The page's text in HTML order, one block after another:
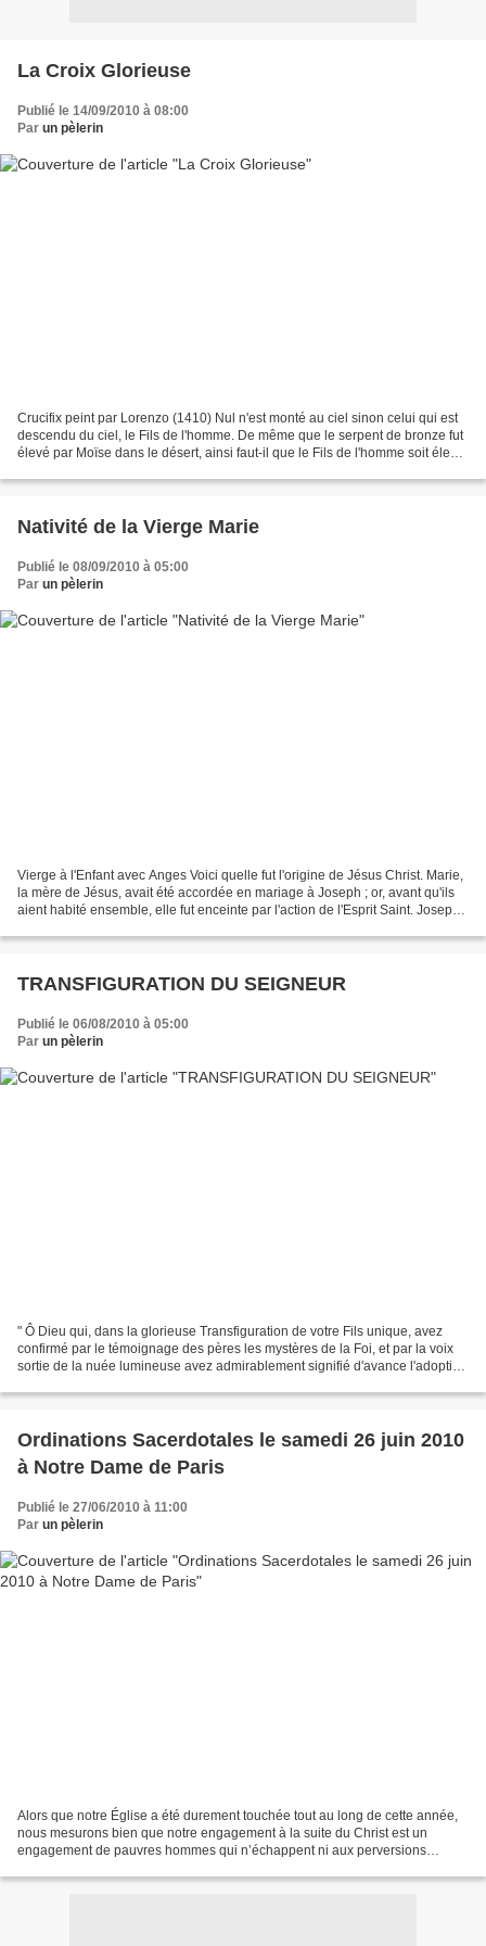
La Croix Glorieuse
Publié le 14/09/2010 à 08:00
Par un pèlerin
Crucifix peint par Lorenzo (1410) Nul n'est monté au ciel sinon celui qui est
descendu du ciel, le Fils de l'homme. De même que le serpent de bronze fut
élevé par Moïse dans le désert, ainsi faut-il que le Fils de l'homme soit élevé,
Nativité de la Vierge Marie
Publié le 08/09/2010 à 05:00
Par un pèlerin
Vierge à l'Enfant avec Anges Voici quelle fut l'origine de Jésus Christ. Marie,
la mère de Jésus, avait été accordée en mariage à Joseph ; or, avant qu'ils
aient habité ensemble, elle fut enceinte par l'action de l'Esprit Saint. Joseph,
TRANSFIGURATION DU SEIGNEUR
Publié le 06/08/2010 à 05:00
Par un pèlerin
" Ô Dieu qui, dans la glorieuse Transfiguration de votre Fils unique, avez
confirmé par le témoignage des pères les mystères de la Foi, et par la voix
sortie de la nuée lumineuse avez admirablement signifié d'avance l'adoption
Ordinations Sacerdotales le samedi 26 juin 2010
à Notre Dame de Paris
Publié le 27/06/2010 à 11:00
Par un pèlerin
Alors que notre Église a été durement touchée tout au long de cette année,
nous mesurons bien que notre engagement à la suite du Christ est un
engagement de pauvres hommes qui n’échappent ni aux perversions